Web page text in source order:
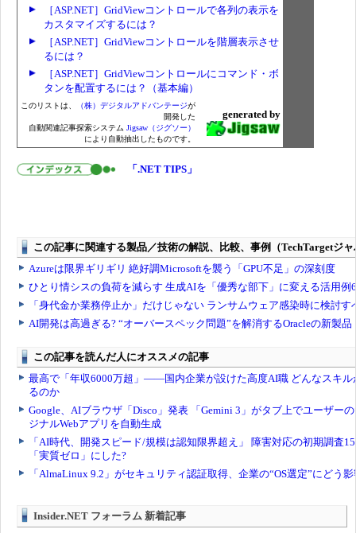
［ASP.NET］GridViewコントロールで各列の表示を
カスタマイズするには？
［ASP.NET］GridViewコントロールを階層表示させ
るには？
［ASP.NET］GridViewコントロールにコマンド・ボ
タンを配置するには？（基本編）
このリストは、 （株）デジタルアドバンテージが
開発した
自動関連記事探索システム Jigsaw（ジグソー）
により自動抽出したものです。
generated by
「.NET TIPS」
Insider.NET フォーラム 新着記事